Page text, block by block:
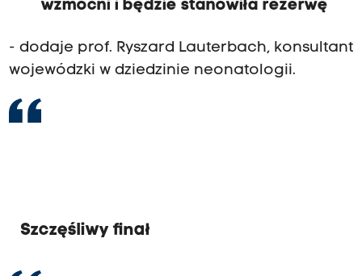
wzmocni i będzie stanowiła rezerwę
- dodaje prof. Ryszard Lauterbach, konsultant
wojewódzki w dziedzinie neonatologii.
Szczęśliwy finał